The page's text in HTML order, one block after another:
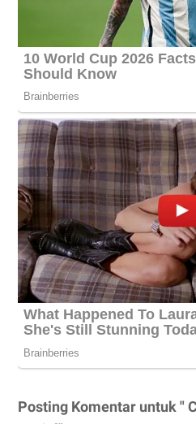
Posting Komentar untuk "